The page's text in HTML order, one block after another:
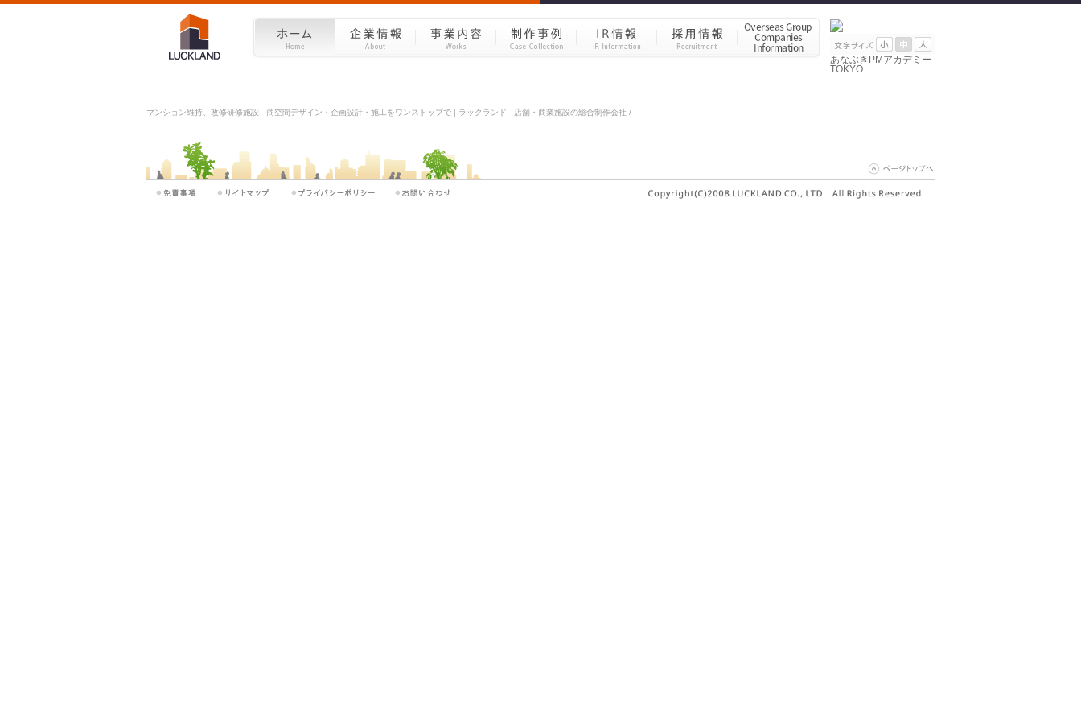
あなぶきPMアカデミー
TOKYO
マンション維持、改修研修施設 - 商空間デザイン・企画設計・施工をワンストップで | ラックランド - 店舗・商業施設の総合制作会社 /